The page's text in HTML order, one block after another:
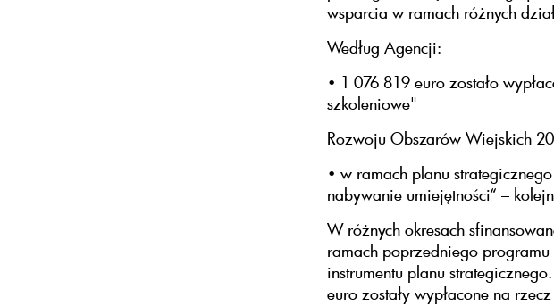
wsparcia w ramach różnych
Według Agencji:
• 1 076 819 euro zostało
szkoleniowe"
Rozwoju Obszarów Wiejskich
• w ramach planu
nabywanie umiejętności“ –
W różnych okresach
ramach poprzedniego
instrumentu planu
euro zostały wypłacone na